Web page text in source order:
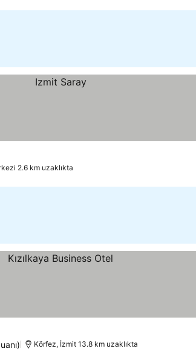
2.6 km uzaklıkta
Körfez, İzmit 13.8 km uzaklıkta